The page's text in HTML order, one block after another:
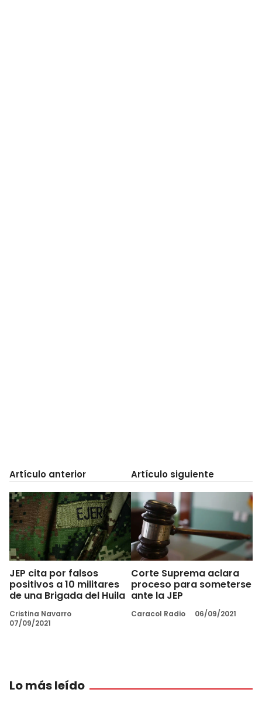
Artículo anterior
JEP cita por falsos
positivos a 10 militares
de una Brigada del Huila
Cristina Navarro
07/09/2021
Artículo siguiente
Corte Suprema aclara
proceso para someterse
ante la JEP
Caracol Radio 06/09/2021
Lo más leído